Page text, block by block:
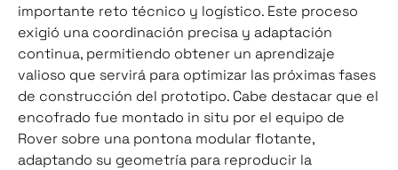
importante reto técnico y logístico. Este proceso
exigió una coordinación precisa y adaptación
continua, permitiendo obtener un aprendizaje
valioso que servirá para optimizar las próximas fases
de construcción del prototipo. Cabe destacar que el
encofrado fue montado in situ por el equipo de
Rover sobre una pontona modular flotante,
adaptando su geometría para reproducir la